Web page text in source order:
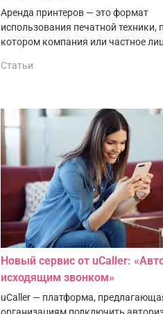
Аренда принтеров — это формат
использования печатной техники,
котором компания или частное
Статьи
Новый сервис от uCaller:
исходящим звонком»
uCaller — платформа,